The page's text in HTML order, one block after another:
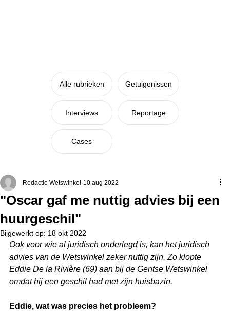
Getuigenissen
Cases
Interviews
Alle rubrieken
Reportage
"Oscar gaf me nuttig advies bij een
huurgeschil"
Redactie Wetswinkel 10 aug 2022
Bijgewerkt op: 18 okt 2022
Ook voor wie al juridisch onderlegd is, kan het juridisch
advies van de Wetswinkel zeker nuttig zijn. Zo klopte
Eddie De la Rivière (69) aan bij de Gentse Wetswinkel
omdat hij een geschil had met zijn huisbazin.
Eddie, wat was precies het probleem?